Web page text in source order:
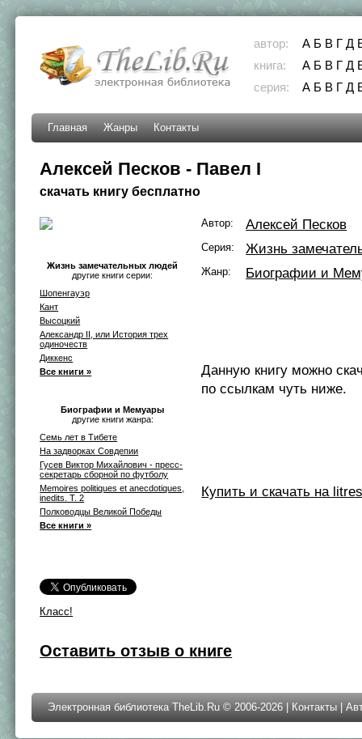
автор: А Б В Г Д
книга:
А Б В Г Д
серия:
А Б В Г Д
Главная Жанры Контакты
Алексей Песков - Павел I
скачать книгу бесплатно
Жизнь замечательных людей
другие книги серии:
Шопенгауэр
Кант
Высоцкий
Александр II, или История трех
одиночеств
Диккенс
Все книги »
Биографии и Мемуары
другие книги жанра:
Семь лет в Тибете
На задворках Cовдепии
Гусев Виктор Михайлович - пресс-
секретарь сборной по футболу
Memoires politiques et anecdotiques,
inedits. T. 2
Полководцы Великой Победы
Все книги »
Класс!
Автор: Алексей Песков
Серия: Жизнь
Жанр: Биографии и
Данную книгу можно
по ссылкам чуть ниже.
Купить и скачать на
Оставить отзыв о книге
Электронная библиотека TheLib.Ru © 2006-2026 | Контакты |